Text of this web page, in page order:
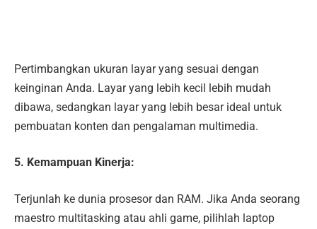
Pertimbangkan ukuran layar yang sesuai dengan
keinginan Anda. Layar yang lebih kecil lebih mudah
dibawa, sedangkan layar yang lebih besar ideal untuk
pembuatan konten dan pengalaman multimedia.
5. Kemampuan Kinerja:
Terjunlah ke dunia prosesor dan RAM. Jika Anda seorang
maestro multitasking atau ahli game, pilihlah laptop